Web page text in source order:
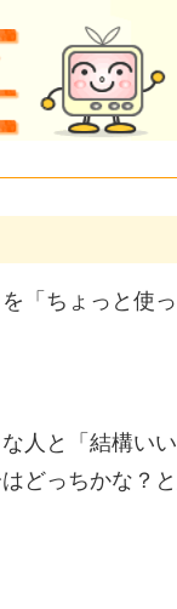
「ちょっと使
人と「結構い
どっちかな？